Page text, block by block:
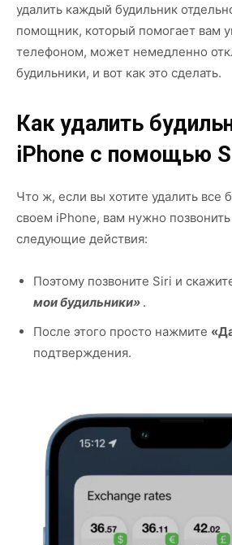
удалить каждый будильник
помощник, который помогает вам
телефоном, может немедленно
будильники, и вот как это сделать.
Как удалить
iPhone с помощью
Что ж, если вы хотите удалить все
своем iPhone, вам нужно
следующие действия:
Поэтому позвоните Siri и
мои будильники» .
После этого просто нажмите
подтверждения.